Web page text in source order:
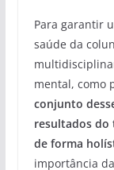
Para garantir
saúde da
mental, como
conjunto
resultados do
de forma
importância